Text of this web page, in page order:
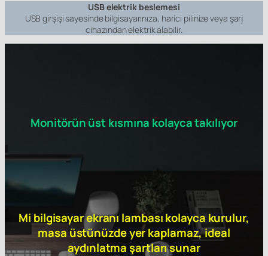
USB elektrik beslemesi
USB girşişi sayesinde bilgisayarınıza, harici pilinize veya şarj
cihazından elektrik alabilir.
Monitörün üst kısmına kolayca takılıyor
Mi bilgisayar ekranı lambası kolayca kurulur,
masa üstünüzde yer kaplamaz, ideal
aydınlatma şartları sunar